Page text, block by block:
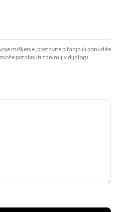
mišljenje, postavite pitanja ili ponudite
potaknuti zanimljiv dijalog i